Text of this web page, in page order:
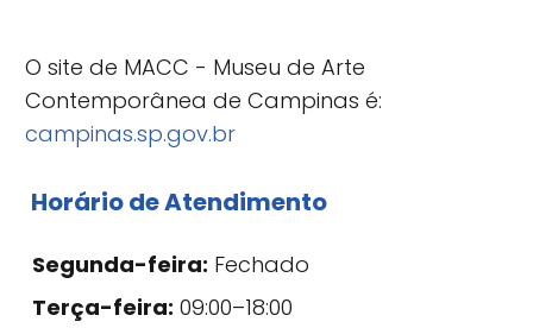
O site de MACC - Museu de Arte
Contemporânea de Campinas é:
campinas.sp.gov.br
Horário de Atendimento
Segunda-feira: Fechado
Terça-feira: 09:00–18:00